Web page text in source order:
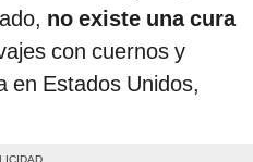
no existe una cura
con cuernos y
en Estados Unidos,